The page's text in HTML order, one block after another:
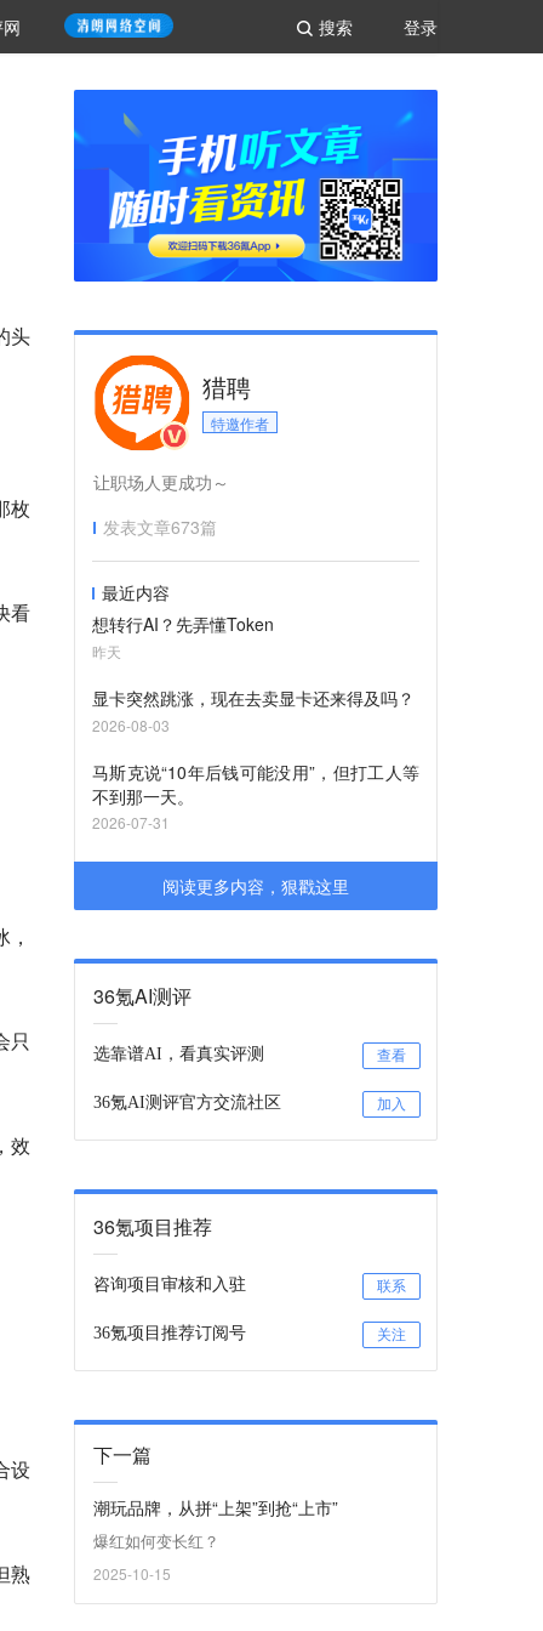
登录
搜索
头
枚
看
只
效
设
熟
猎聘
特邀作者
让职场人更成功～
发表文章673篇
最近内容
想转行AI？先弄懂Token
昨天
显卡突然跳涨，现在去卖显卡还来得及吗？
2026-08-03
马斯克说“10年后钱可能没用”，但打工人等
不到那一天。
2026-07-31
阅读更多内容，狠戳这里
36氪AI测评
选靠谱AI，看真实评测 查看
36氪AI测评官方交流社区 加入
36氪项目推荐
咨询项目审核和入驻 联系
36氪项目推荐订阅号 关注
下一篇
潮玩品牌，从拼“上架”到抢“上市”
爆红如何变长红？
2025-10-15